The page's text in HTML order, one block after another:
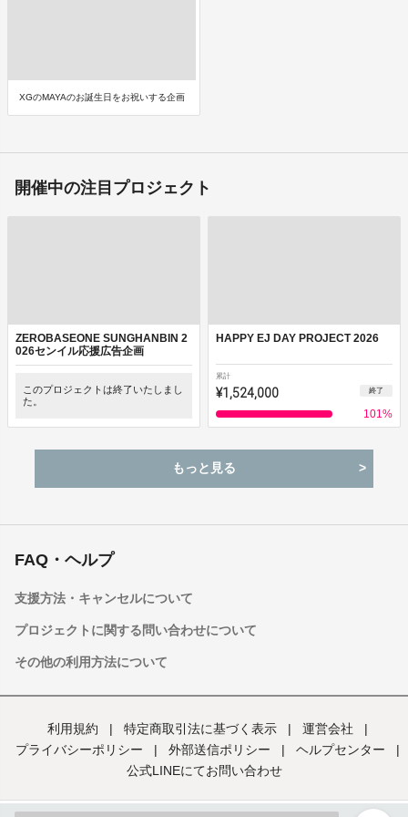
XGのMAYAのお誕生日をお祝いする企画
開催中の注目プロジェクト
ZEROBASEONE SUNGHANBIN 2
026センイル応援広告企画
このプロジェクトは終了いたしまし
た。
HAPPY EJ DAY PROJECT 2026
累計
¥1,524,000 終了
101%
もっと見る
FAQ・ヘルプ
支援方法・キャンセルについて
プロジェクトに関する問い合わせについて
その他の利用方法について
利用規約 | 特定商取引法に基づく表示 | 運営会社
|
プライバシーポリシー
| 外部送信ポリシー | ヘルプセンター
|
公式LINEにてお問い合わせ